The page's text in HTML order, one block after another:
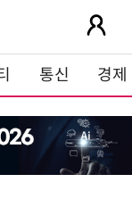
통신 경제